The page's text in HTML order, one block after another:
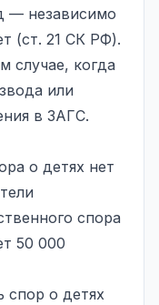
— независимо
(ст. 21 СК РФ).
случае, когда
или
в ЗАГС.
о детях нет
спора
50 000
спор о детях